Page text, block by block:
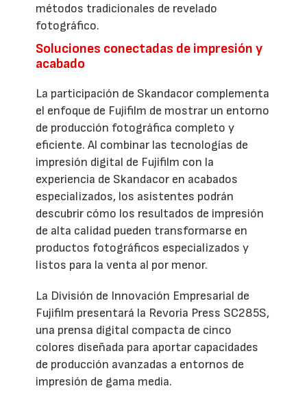
métodos tradicionales de revelado
fotográfico.
Soluciones conectadas de impresión y
acabado
La participación de Skandacor complementa
el enfoque de Fujifilm de mostrar un entorno
de producción fotográfica completo y
eficiente. Al combinar las tecnologías de
impresión digital de Fujifilm con la
experiencia de Skandacor en acabados
especializados, los asistentes podrán
descubrir cómo los resultados de impresión
de alta calidad pueden transformarse en
productos fotográficos especializados y
listos para la venta al por menor.
La División de Innovación Empresarial de
Fujifilm presentará la Revoria Press SC285S,
una prensa digital compacta de cinco
colores diseñada para aportar capacidades
de producción avanzadas a entornos de
impresión de gama media.